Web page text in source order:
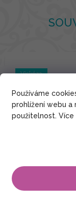
Používáme
prohlížení webu a
použitelnost. Více
Viskóza